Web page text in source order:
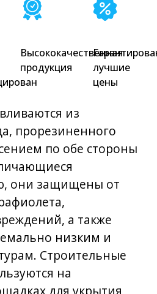
Высококачественная
продукция
лучшие
цены
из
прорезиненного
по обе стороны
они защищены от
а также
низким и
Строительные
на
для укрытия